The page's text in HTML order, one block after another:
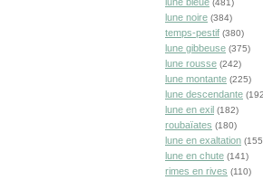
(481)
lune noire (384)
temps-pestif (380)
lune gibbeuse (375)
lune rousse (242)
lune montante (225)
lune descendante
lune en exil (182)
roubaïates (180)
lune en exaltation
lune en chute (141)
rimes en rives (110)